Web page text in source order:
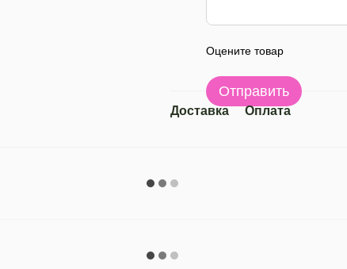
Оцените товар
Отправить
Доставка Оплата